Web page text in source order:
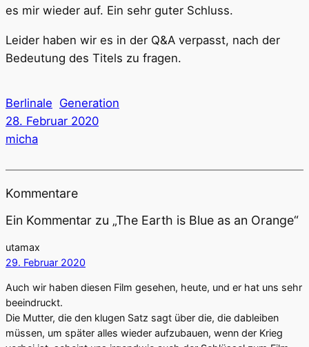
es mir wieder auf. Ein sehr guter Schluss.
Leider haben wir es in der Q&A verpasst, nach der
Bedeutung des Titels zu fragen.
Berlinale Generation
28. Februar 2020
micha
Kommentare
Ein Kommentar zu „The Earth is Blue as an Orange“
utamax
29. Februar 2020
Auch wir haben diesen Film gesehen, heute, und er hat uns sehr
beeindruckt.
Die Mutter, die den klugen Satz sagt über die, die dableiben
müssen, um später alles wieder aufzubauen, wenn der Krieg